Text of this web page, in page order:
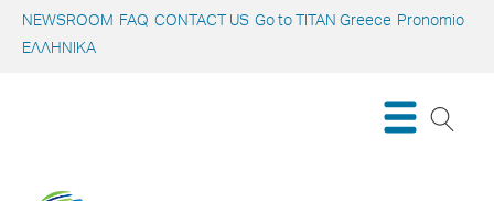
NEWSROOM FAQ CONTACT US Go to TITAN Greece Pronomio
ΕΛΛΗΝΙΚΑ